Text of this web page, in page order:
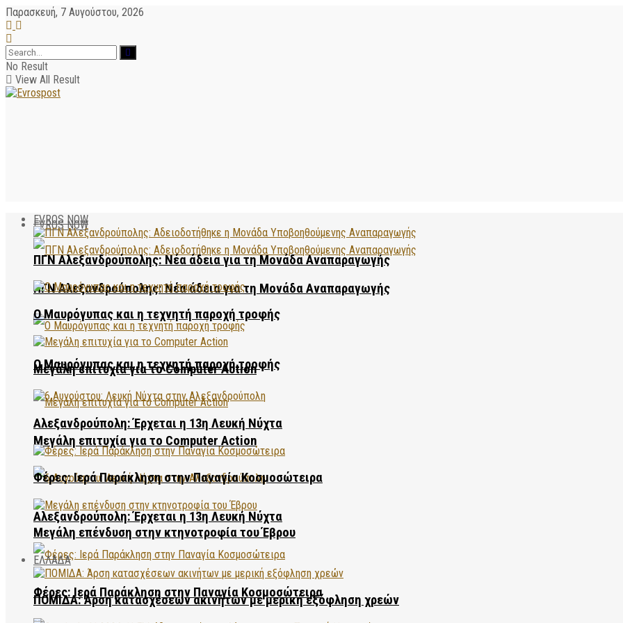
Παρασκευή, 7 Αυγούστου, 2026
No Result
View All Result
EVROS NOW
ΠΓΝ Αλεξανδρούπολης: Νέα άδεια για τη Μονάδα Αναπαραγωγής
Ο Μαυρόγυπας και η τεχνητή παροχή τροφής
Μεγάλη επιτυχία για το Computer Action
Αλεξανδρούπολη: Έρχεται η 13η Λευκή Νύχτα
Φέρες: Ιερά Παράκληση στην Παναγία Κοσμοσώτειρα
EVROS NOW
ΠΓΝ Αλεξανδρούπολης: Νέα άδεια για τη Μονάδα Αναπαραγωγής
Ο Μαυρόγυπας και η τεχνητή παροχή τροφής
Μεγάλη επιτυχία για το Computer Action
Αλεξανδρούπολη: Έρχεται η 13η Λευκή Νύχτα
Φέρες: Ιερά Παράκληση στην Παναγία Κοσμοσώτειρα
Μεγάλη επένδυση στην κτηνοτροφία του Έβρου
ΕΛΛΑΔΑ
ΠΟΜΙΔΑ: Άρση κατασχέσεων ακινήτων με μερική εξόφληση χρεών